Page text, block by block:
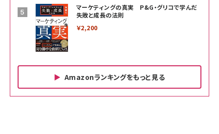
マーケティングの真実 P&G・グリコで学んだ
失敗と成長の法則
￥2,200
Amazonランキングをもっと見る